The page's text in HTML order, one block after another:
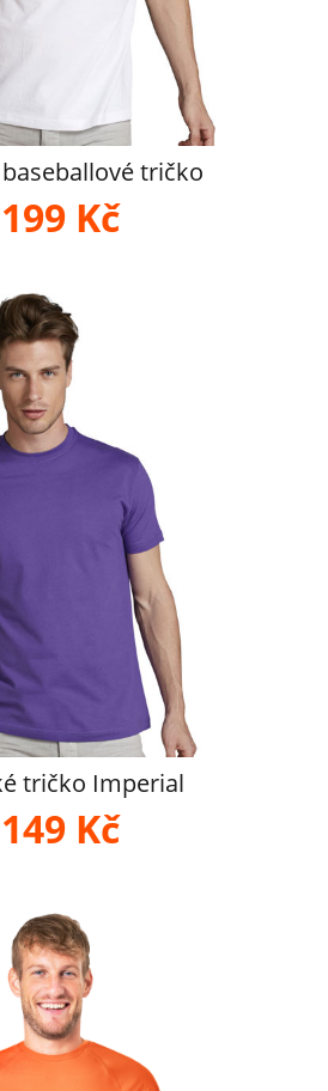
tričko
199 Kč
tričko Imperial
149 Kč